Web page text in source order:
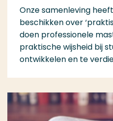
Onze samenleving
beschikken over
doen professionele
praktische wijsheid bij
ontwikkelen en te